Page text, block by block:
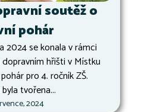
soutěž o
pohár
2024 se konala v rámci
hřišti v Místku
pro 4. ročník ZŠ.
tvořena...
2024